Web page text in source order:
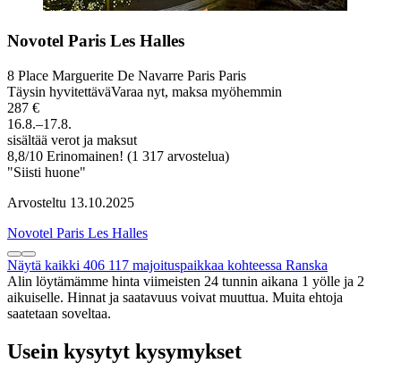
Novotel Paris Les Halles
8 Place Marguerite De Navarre Paris Paris
Täysin hyvitettäväVaraa nyt, maksa myöhemmin
287 €
16.8.–17.8.
sisältää verot ja maksut
8,8/10 Erinomainen! (1 317 arvostelua)
"Siisti huone"
Arvosteltu 13.10.2025
Novotel Paris Les Halles
Näytä kaikki 406 117 majoituspaikkaa kohteessa Ranska
Alin löytämämme hinta viimeisten 24 tunnin aikana 1 yölle ja 2
aikuiselle. Hinnat ja saatavuus voivat muuttua. Muita ehtoja
saatetaan soveltaa.
Usein kysytyt kysymykset